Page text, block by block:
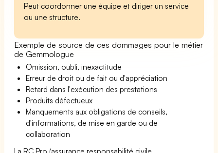
Peut coordonner une équipe et diriger un service
ou une structure.
Exemple de source de ces dommages pour le métier
de Gemmologue
Omission, oubli, inexactitude
Erreur de droit ou de fait ou d'appréciation
Retard dans l'exécution des prestations
Produits défectueux
Manquements aux obligations de conseils,
d'informations, de mise en garde ou de
collaboration
La RC Pro (assurance responsabilité civile